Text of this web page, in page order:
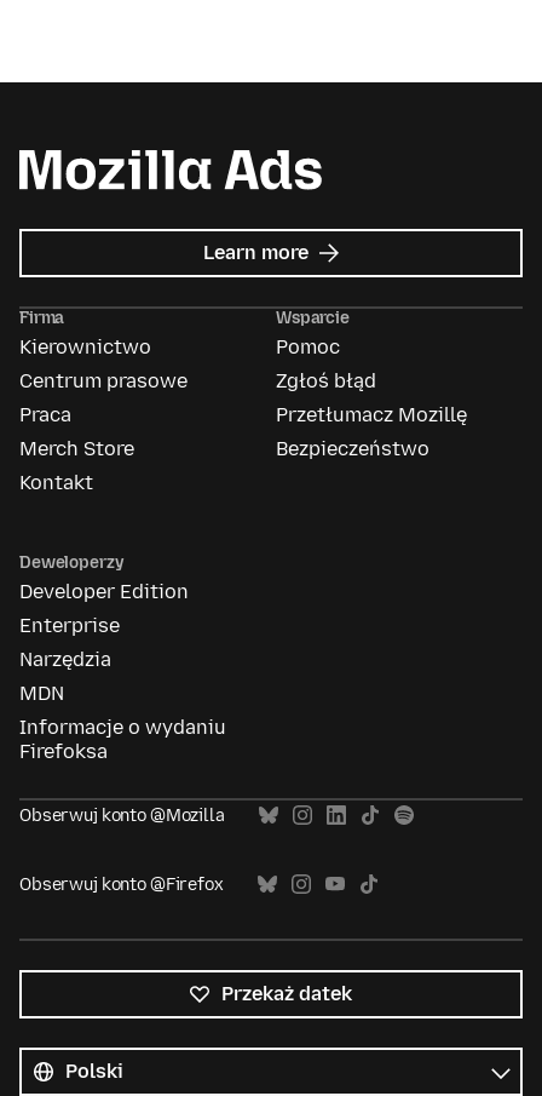
Learn more about
Mozilla
Firma
Kierownictwo
Centrum prasowe
Praca
Merch Store
Kontakt
Wsparcie
Pomoc
Zgłoś błąd
Przetłumacz Mozillę
Bezpieczeństwo
Deweloperzy
Developer Edition
Enterprise
Narzędzia
MDN
Informacje o wydaniu
Firefoksa
Obserwuj konto @Mozilla
Obserwuj konto @Firefox
Przekaż datek
języki
Język